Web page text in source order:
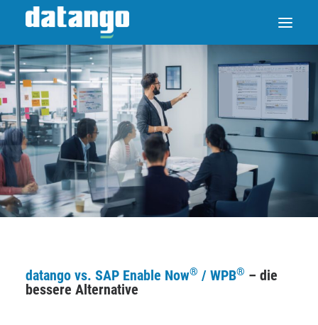
datango vs. SAP Enable Now® / WPB® – die
bessere Alternative